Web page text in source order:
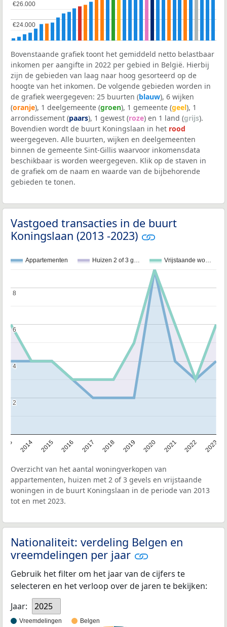
€24.000
€24.000
€26.000
€26.000
Bovenstaande grafiek toont het gemiddeld netto belastbaar
inkomen per aangifte in 2022 per gebied in België. Hierbij
zijn de gebieden van laag naar hoog gesorteerd op de
hoogte van het inkomen. De volgende gebieden worden in
de grafiek weergegeven: 25 buurten (blauw), 6 wijken
(oranje), 1 deelgemeente (groen), 1 gemeente (geel), 1
arrondissement (paars), 1 gewest (roze) en 1 land (grijs).
Bovendien wordt de buurt Koningslaan in het rood
weergegeven. Alle buurten, wijken en deelgemeenten
binnen de gemeente Sint-Gillis waarvoor inkomensdata
beschikbaar is worden weergegeven. Klik op de staven in
de grafiek om de naam en waarde van de bijbehorende
gebieden te tonen.
Vastgoed transacties in de buurt
Koningslaan (2013 -2023)
Appartementen Huizen 2 of 3 g… Vrijstaande wo…
2014 2015 2016 2017 2018 2019 2020 2021 2022 2023
2
2
4
4
6
6
8
8
Overzicht van het aantal woningverkopen van
appartementen, huizen met 2 of 3 gevels en vrijstaande
woningen in de buurt Koningslaan in de periode van 2013
tot en met 2023.
Nationaliteit: verdeling Belgen en
vreemdelingen per jaar
Gebruik het filter om het jaar van de cijfers te
selecteren en het verloop over de jaren te bekijken:
Jaar:
2025
Vreemdelingen Belgen